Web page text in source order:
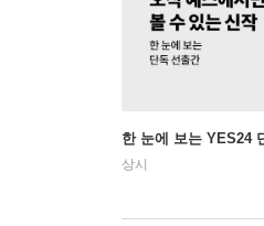
한 눈에 보는 YES24
상시